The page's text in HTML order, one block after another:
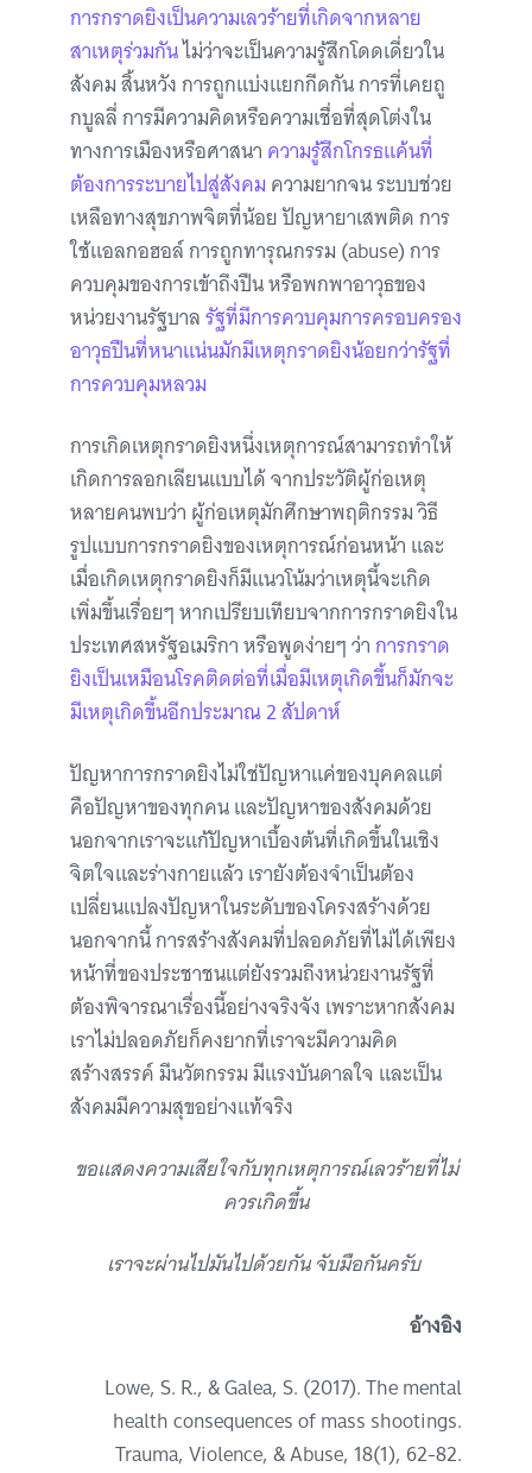
การกราดยิงเป็นความเลวร้ายที่เกิดจากหลาย
สาเหตุร่วมกันไม่ว่าจะเป็นความรู้สึกโดดเดี่ยวใน
สังคม สิ้นหวัง การถูกแบ่งแยกกีดกัน การที่เคยถู
กบูลลี่ การมีความคิดหรือความเชื่อที่สุดโต่งใน
ทางการเมืองหรือศาสนา ความรู้สึกโกรธแค้นที่
ต้องการระบายไปสู่สังคม ความยากจน ระบบช่วย
เหลือทางสุขภาพจิตที่น้อย ปัญหายาเสพติด การ
ใช้แอลกอฮอล์ การถูกทารุณกรรม (abuse) การ
ควบคุมของการเข้าถึงปืน หรือพกพาอาวุธของ
หน่วยงานรัฐบาลรัฐที่มีการควบคุมการครอบครอง
อาวุธปืนที่หนาแน่นมักมีเหตุกราดยิงน้อยกว่ารัฐที่
การควบคุมหลวม
การเกิดเหตุกราดยิงหนึ่งเหตุการณ์สามารถทำให้
เกิดการลอกเลียนแบบได้ จากประวัติผู้ก่อเหตุ
หลายคนพบว่า ผู้ก่อเหตุมักศึกษาพฤติกรรม วิธี
รูปแบบการกราดยิงของเหตุการณ์ก่อนหน้า และ
เมื่อเกิดเหตุกราดยิงก็มีแนวโน้มว่าเหตุนี้จะเกิด
เพิ่มขึ้นเรื่อยๆ หากเปรียบเทียบจากการกราดยิงใน
ประเทศสหรัฐอเมริกา หรือพูดง่ายๆ ว่าการกราด
ยิงเป็นเหมือนโรคติดต่อที่เมื่อมีเหตุเกิดขึ้นก็มักจะ
มีเหตุเกิดขึ้นอีกประมาณ 2 สัปดาห์
ปัญหาการกราดยิงไม่ใช่ปัญหาแค่ของบุคคลแต่
คือปัญหาของทุกคน และปัญหาของสังคมด้วย
นอกจากเราจะแก้ปัญหาเบื้องต้นที่เกิดขึ้นในเชิง
จิตใจและร่างกายแล้ว เรายังต้องจำเป็นต้อง
เปลี่ยนแปลงปัญหาในระดับของโครงสร้างด้วย
นอกจากนี้ การสร้างสังคมที่ปลอดภัยที่ไม่ได้เพียง
หน้าที่ของประชาชนแต่ยังรวมถึงหน่วยงานรัฐที่
ต้องพิจารณาเรื่องนี้อย่างจริงจัง เพราะหากสังคม
เราไม่ปลอดภัยก็คงยากที่เราจะมีความคิด
สร้างสรรค์ มีนวัตกรรม มีแรงบันดาลใจ และเป็น
สังคมมีความสุขอย่างแท้จริง
ขอแสดงความเสียใจกับทุกเหตุการณ์เลวร้ายที่ไม่
ควรเกิดขึ้น
เราจะผ่านไปมันไปด้วยกัน จับมือกันครับ
อ้างอิง
Lowe, S. R., & Galea, S. (2017). The mental
health consequences of mass shootings.
Trauma, Violence, & Abuse, 18(1), 62-82.